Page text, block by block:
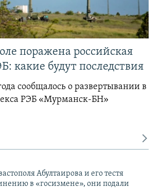
поражена российская
какие будут последствия
сообщалось о развертывании в
РЭБ «Мурманск-БН»
Абултаирова и его тестя
в «госизмене», они подали